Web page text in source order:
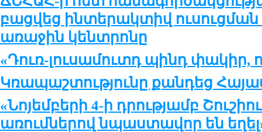
բացվեց ինտերակտիվ ուսուցման
առաջին կենտրոնը
«Դուռ-լու­սա­մուտդ պինդ փա­կիր,
Կռա­պաշ­տու­թ­յու­նը քան­դեց
«Նո­յեմ­բե­րի 4-ի դրու­թ­յամբ
ա­ռում­նե­րով նպաս­տա­վոր են